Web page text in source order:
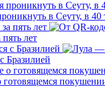
в Сеуту, в 40
лет
Бразилией
готовящемся